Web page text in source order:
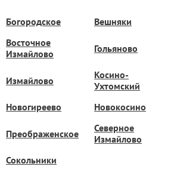
Богородское Вешняки
Восточное
Измайлово
Гольяново
Измайлово
Косино-
Ухтомский
Новогиреево Новокосино
Преображенское
Северное
Измайлово
Сокольники